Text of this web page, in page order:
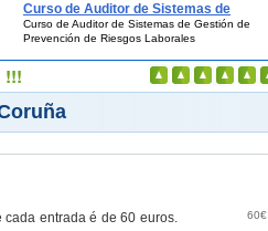
Curso de Auditor de Sistemas de
Gestión de Prevención de Riesgos
Laborales
Curso de Auditor de Sistemas de Gestión de
Prevención de Riesgos Laborales
entrada é de 60 euros.
60€
!!!